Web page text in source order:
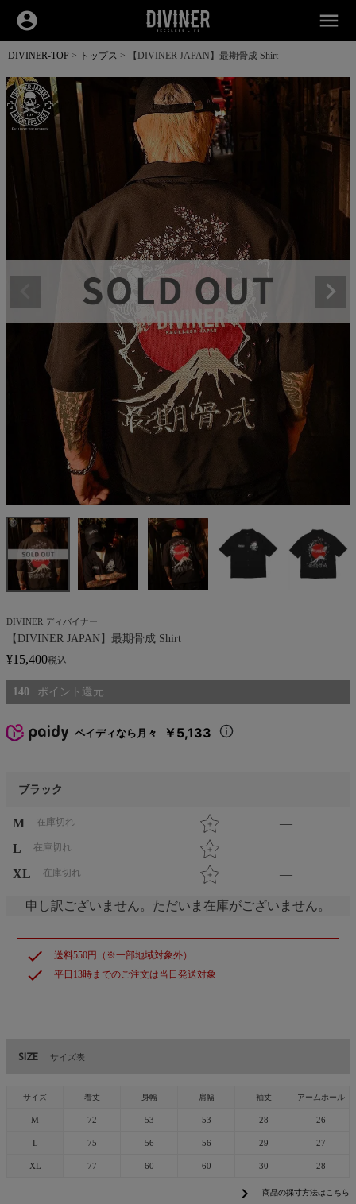
account_circle menu
DIVINER-TOP トップス 【DIVINER JAPAN】最期骨成 Shirt
DIVINER ディバイナー
【DIVINER JAPAN】最期骨成 Shirt
¥15,400税込
140
ペイディなら月々 ￥5,133
ブラック
M 在庫切れ
—
L
在庫切れ
—
XL
在庫切れ —
申し訳ございません。ただいま在庫がございません。
check 送料550円（※一部地域対象外）
check 平日13時までのご注文は当日発送対象
SIZE サイズ表
サイズ 着丈 身幅 肩幅 袖丈 アームホール
M 72 53 53 28 26
L 75 56 56 29 27
XL 77 60 60 30 28
chevron_right 商品の採寸方法はこちら